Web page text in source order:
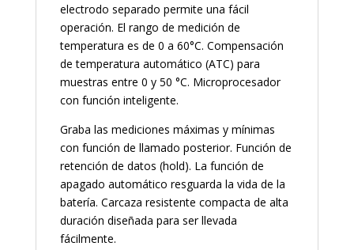
electrodo separado permite una fácil
operación. El rango de medición de
temperatura es de 0 a 60°C. Compensación
de temperatura automático (ATC) para
muestras entre 0 y 50 °C. Microprocesador
con función inteligente.
Graba las mediciones máximas y mínimas
con función de llamado posterior. Función de
retención de datos (hold). La función de
apagado automático resguarda la vida de la
batería. Carcaza resistente compacta de alta
duración diseñada para ser llevada
fácilmente.